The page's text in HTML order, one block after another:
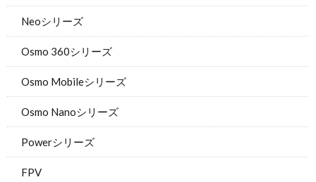
Neoシリーズ
Osmo 360シリーズ
Osmo Mobileシリーズ
Osmo Nanoシリーズ
Powerシリーズ
FPV